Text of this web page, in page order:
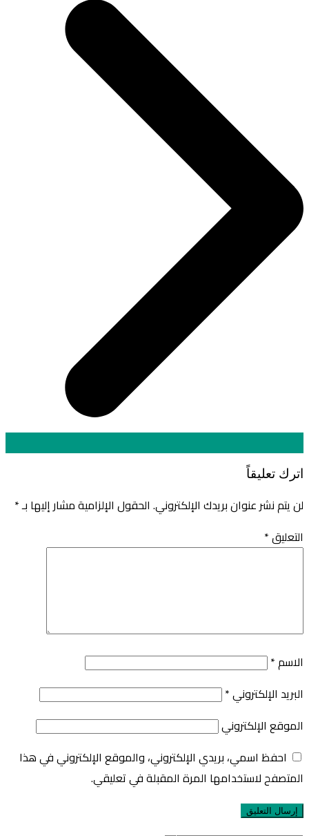
اترك تعليقاً
لن يتم نشر عنوان بريدك الإلكتروني. الحقول الإلزامية مشار إليها بـ*
التعليق*
الاسم*
البريد الإلكتروني*
الموقع الإلكتروني
احفظ اسمي، بريدي الإلكتروني، والموقع الإلكتروني في هذا
المتصفح لاستخدامها المرة المقبلة في تعليقي.